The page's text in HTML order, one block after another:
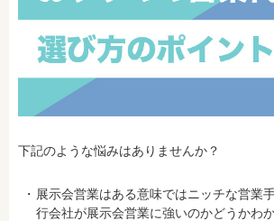
下記のような悩みはありませんか？
展示会営業はある意味ではニッチな営業
行会社が展示会営業に強いのかどうかわ